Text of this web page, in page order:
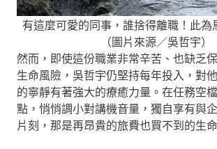
有這麼可愛的同事，誰捨得離職！此為
（圖片來源／吳哲宇）
然而，即使這份職業非常辛苦、也缺乏
生命風險，吳哲宇仍堅持每年投入，對
的寧靜有著強大的療癒力量。在任務空
點，悄悄調小對講機音量，獨自享有與
片刻，那是再昂貴的旅費也買不到的生